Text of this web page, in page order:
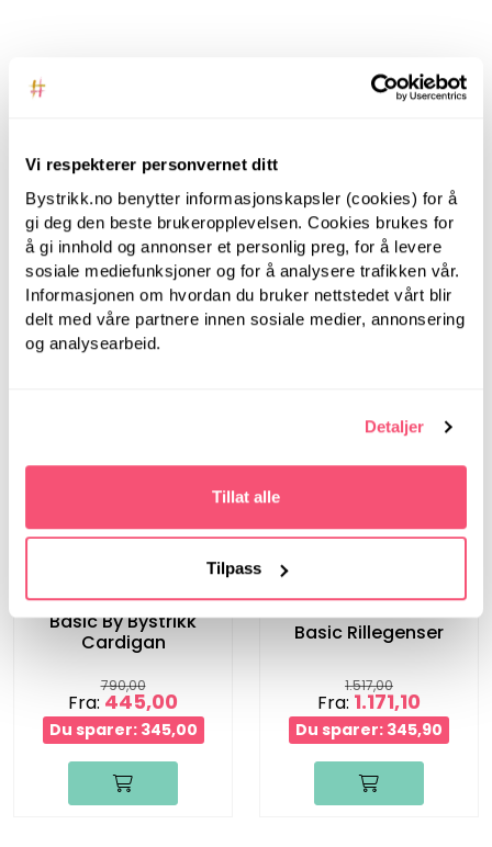
Vi respekterer personvernet ditt
Bystrikk.no benytter informasjonskapsler (cookies) for å
gi deg den beste brukeropplevelsen. Cookies brukes for
å gi innhold og annonser et personlig preg, for å levere
sosiale mediefunksjoner og for å analysere trafikken vår.
Informasjonen om hvordan du bruker nettstedet vårt blir
delt med våre partnere innen sosiale medier, annonsering
og analysearbeid.
Detaljer
Tillat alle
Tilpass
ANBEFALT FOR DEG
Basic By Bystrikk
Cardigan
790,00
Fra: 445,00
Du sparer: 345,00
Basic Rillegenser
1.517,00
Fra: 1.171,10
Du sparer: 345,90